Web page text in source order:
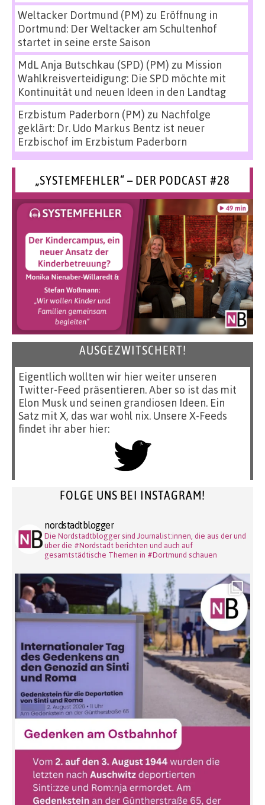
Weltacker Dortmund (PM) zu Eröffnung in
Dortmund: Der Weltacker am Schultenhof
startet in seine erste Saison
MdL Anja Butschkau (SPD) (PM) zu Mission
Wahlkreisverteidigung: Die SPD möchte mit
Kontinuität und neuen Ideen in den Landtag
Erzbistum Paderborn (PM) zu Nachfolge
geklärt: Dr. Udo Markus Bentz ist neuer
Erzbischof im Erzbistum Paderborn
„SYSTEMFEHLER“ – DER PODCAST #28
AUSGEZWITSCHERT!
Eigentlich wollten wir hier weiter unseren
Twitter-Feed präsentieren. Aber so ist das mit
Elon Musk und seinen grandiosen Ideen. Ein
Satz mit X, das war wohl nix. Unsere X-Feeds
findet ihr aber hier:
FOLGE UNS BEI INSTAGRAM!
nordstadtblogger
Die Nordstadtblogger sind Journalist:innen, die aus der und
über die #Nordstadt berichten und auch auf
gesamtstädtische Themen in #Dortmund schauen